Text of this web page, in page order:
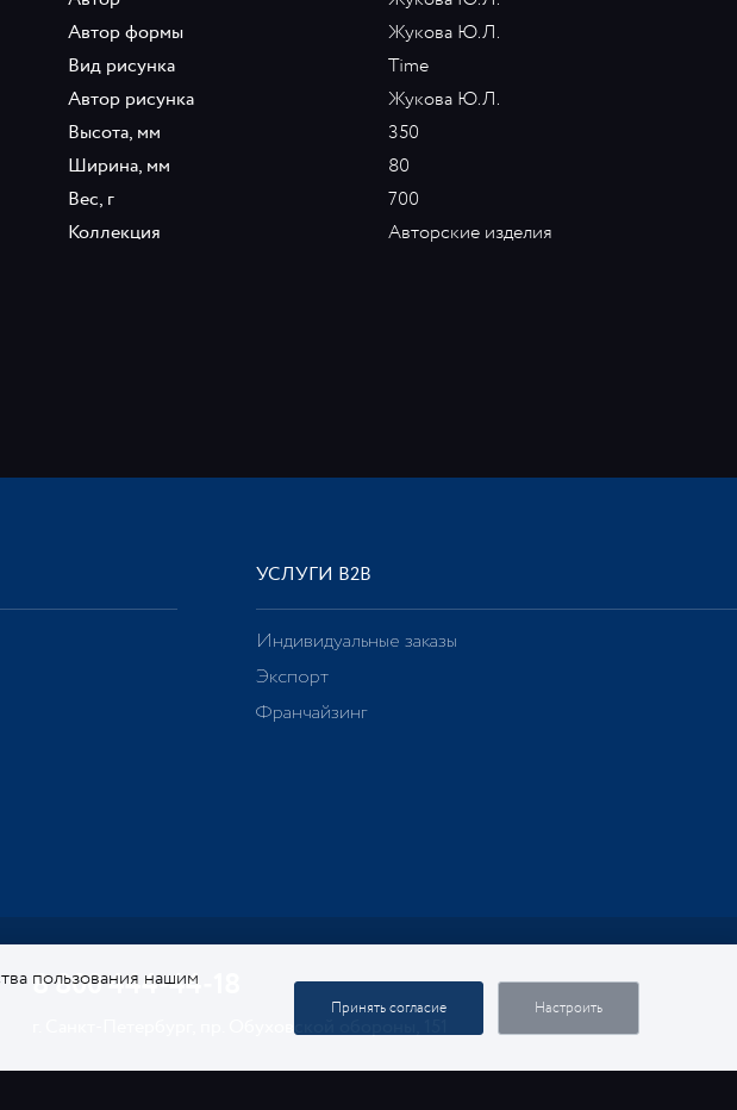
Автор формы
Жукова Ю.Л.
Вид рисунка
Time
Автор рисунка
Жукова Ю.Л.
Высота, мм
350
Ширина, мм
80
Вес, г
700
Коллекция
Авторские изделия
УСЛУГИ В2В
Индивидуальные заказы
Экспорт
Франчайзинг
8 800 444-44-18
г. Санкт-Петербург, пр. Обуховской обороны, 151
пользования нашим
Принять согласие Настроить